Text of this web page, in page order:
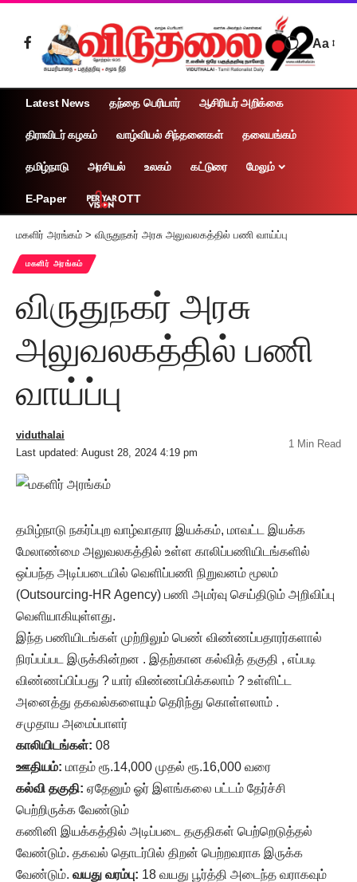
Aa
Latest News தந்தை பெரியார் ஆசிரியர் அறிக்கை
திராவிடர் கழகம் வாழ்வியல் சிந்தனைகள் தலையங்கம்
தமிழ்நாடு அரசியல் உலகம் கட்டுரை மேலும்
E-Paper OTT
மகளிர் அரங்கம் > விருதுநகர் அரசு அலுவலகத்தில் பணி வாய்ப்பு
மகளிர் அரங்கம்
விருதுநகர் அரசு
அலுவலகத்தில் பணி
வாய்ப்பு
Last updated: August 28, 2024 4:19 pm
viduthalai
1 Min Read
தமிழ்நாடு நகர்ப்புற வாழ்வாதார இயக்கம், மாவட்ட இயக்க
மேலாண்மை அலுவலகத்தில் உள்ள காலிப்பணியிடங்களில்
ஒப்பந்த அடிப்படையில் வெளிப்பணி நிறுவனம் மூலம்
(Outsourcing-HR Agency) பணி அமர்வு செய்திடும் அறிவிப்பு
வெளியாகியுள்ளது.
இந்த பணியிடங்கள் முற்றிலும் பெண் விண்ணப்பதாரர்களால்
நிரப்பப்பட இருக்கின்றன . இதற்கான கல்வித் தகுதி , எப்படி
விண்ணப்பிப்பது ? யார் விண்ணப்பிக்கலாம் ? உள்ளிட்ட
அனைத்து தகவல்களையும் தெரிந்து கொள்ளலாம் .
சமுதாய அமைப்பாளர்
காலியிடங்கள்: 08
ஊதியம்: மாதம் ரூ.14,000 முதல் ரூ.16,000 வரை
கல்வி தகுதி: ஏதேனும் ஓர் இளங்கலை பட்டம் தேர்ச்சி
பெற்றிருக்க வேண்டும்
கணினி இயக்கத்தில் அடிப்படை தகுதிகள் பெற்றெடுத்தல்
வேண்டும். தகவல் தொடர்பில் திறன் பெற்றவராக இருக்க
வேண்டும். வயது வரம்பு: 18 வயது பூர்த்தி அடைந்த வராகவும்